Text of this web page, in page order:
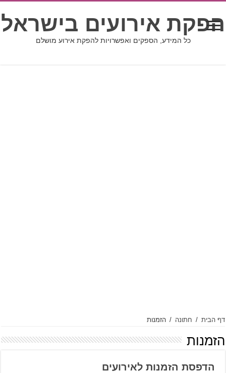
הפקת אירועים בישראל
כל המידע, הספקים ואפשרויות להפקת אירוע מושלם
דף הבית / חתונה / הזמנות
הזמנות
הדפסת הזמנות לאירועים